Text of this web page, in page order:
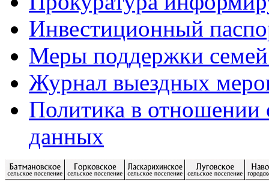
Инвестиционный
Меры поддержки
Журнал выездных
Политика в отношении
данных